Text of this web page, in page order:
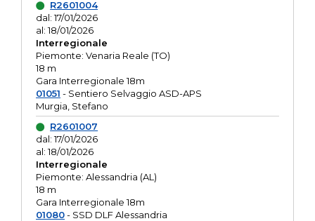
R2601004
dal: 17/01/2026
al: 18/01/2026
Interregionale
Piemonte: Venaria Reale (TO)
18 m
Gara Interregionale 18m
01051 - Sentiero Selvaggio ASD-APS
Murgia, Stefano
R2601007
dal: 17/01/2026
al: 18/01/2026
Interregionale
Piemonte: Alessandria (AL)
18 m
Gara Interregionale 18m
01080- SSD DLF Alessandria